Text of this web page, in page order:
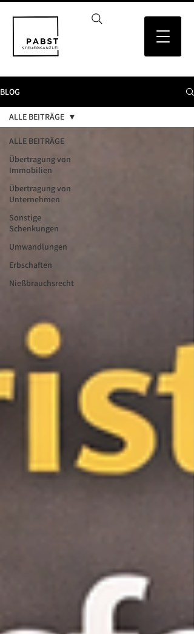
BLOG
ALLE BEITRÄGE
Übertragung von
Immobilien
Übertragung von
Unternehmen
Sonstige
Schenkungen
Umwandlungen
Erbschaften
Nießbrauchsrecht
ALLE BEITRÄGE